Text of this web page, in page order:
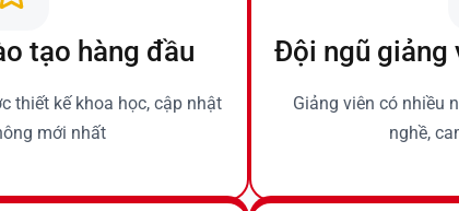
tạo hàng đầu
thiết kế khoa học, cập nhật
mới nhất
Đội ngũ giảng
Giảng viên có nhiều
nghề,